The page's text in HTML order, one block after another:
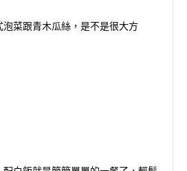
菜跟青木瓜絲，是不是很大方